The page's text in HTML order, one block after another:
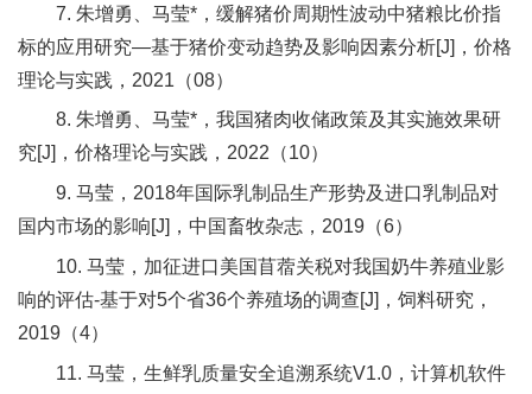
7. 朱增勇、马莹*，缓解猪价周期性波动中猪粮比价指
标的应用研究—基于猪价变动趋势及影响因素分析[J]，价格
理论与实践，2021（08）
8. 朱增勇、马莹*，我国猪肉收储政策及其实施效果研
究[J]，价格理论与实践，2022（10）
9. 马莹，2018年国际乳制品生产形势及进口乳制品对
国内市场的影响[J]，中国畜牧杂志，2019（6）
10. 马莹，加征进口美国苜蓿关税对我国奶牛养殖业影
响的评估-基于对5个省36个养殖场的调查[J]，饲料研究，
2019（4）
11. 马莹，生鲜乳质量安全追溯系统V1.0，计算机软件